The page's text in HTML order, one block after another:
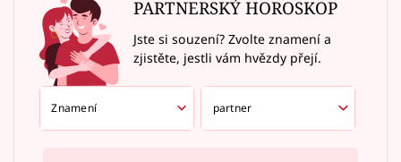
PARTNERSKÝ HOROSKOP
Jste si souzení? Zvolte znamení a
zjistěte, jestli vám hvězdy přejí.